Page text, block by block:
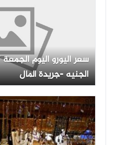
الجنيه -جريدة المال